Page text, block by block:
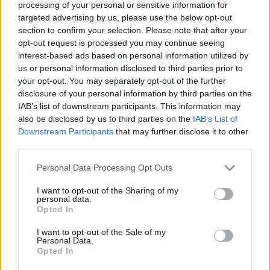
processing of your personal or sensitive information for
targeted advertising by us, please use the below opt-out
section to confirm your selection. Please note that after your
opt-out request is processed you may continue seeing
interest-based ads based on personal information utilized by
us or personal information disclosed to third parties prior to
your opt-out. You may separately opt-out of the further
disclosure of your personal information by third parties on the
IAB’s list of downstream participants. This information may
also be disclosed by us to third parties on the IAB’s List of
Downstream Participants that may further disclose it to other
Personal Data Processing Opt Outs
I want to opt-out of the Sharing of my
personal data.
Opted In
I want to opt-out of the Sale of my
Personal Data.
Opted In
ndëshkohet me të kuq dhe
gjobë